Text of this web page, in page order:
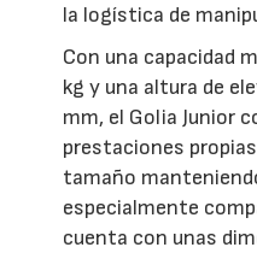
la logística de
Con una capacidad
kg y una altura de
mm, el Golia Junior
prestaciones
tamaño
especialmente
cuenta con unas